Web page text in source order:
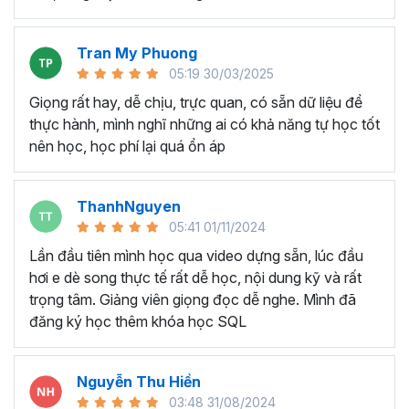
Theo đánh giá của các nhà phân tích thị trường nổi tiếng,
Data AnalyticsvàBusiness Intelligence
tuyệt vời mà Power BI đem lại cho người dùng có thể kể
đến như:
Power BI có khả năng xử lý dữ liệu lớn một cách
nhanh chóng và chính xác hơn so với Excel và tránh
treo máy khi làm việc với file dữ liệu lớn.
Power BI giúp tự động hóa quy trình làm báo cáo và
cập nhật dữ liệu mới, loại bỏ bước làm việc thủ công
Tính năng "Publish to Web" cho phép dễ dàng chia
sẻ báo cáo thông qua website, cho phép truy cập
và cập nhật từ bất kỳ thiết bị nào có trình duyệt web.
Power BI cung cấp giao diện trực quan với tính năng
kéo và thả, tạo trải nghiệm người dùng thuận lợi và
thú vị hơn khi làm việc với dữ liệu.
Power BI tích hợp mượt mà với các sản phẩm của
Tran My Phuong
05:19 30/03/2025
Giọng rất hay, dễ chịu, trực quan, có sẵn dữ liệu để
thực hành, mình nghĩ những ai có khả năng tự học tốt
nên học, học phí lại quá ổn áp
ThanhNguyen
05:41 01/11/2024
Lần đầu tiên mình học qua video dựng sẵn, lúc đầu
hơi e dè song thực tế rất dễ học, nội dung kỹ và rất
trọng tâm. Giảng viên giọng đọc dễ nghe. Mình đã
đăng ký học thêm khóa học SQL
Nguyễn Thu Hiền
03:48 31/08/2024